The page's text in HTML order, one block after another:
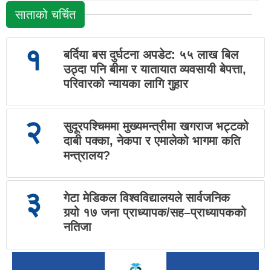
साताको चर्चित
१
बर्दिया बस दुर्घटना अपडेट: ५५ लाख बिल
उठ्दा पनि बीमा र यातायात व्यवसायी बेपत्ता,
परिवारको न्यायका लागि गुहार
२
सुदूरपश्चिममा मुख्यमन्त्रीमा खगराज भट्टको
दाबी पक्का, नेकपा र एमालेको भागमा कति
मन्त्रालय?
३
गेटा मेडिकल विश्वविद्यालयले सार्वजनिक
गर्‍यो १७ जना प्राध्यापक/सह–प्राध्यापकको
नतिजा